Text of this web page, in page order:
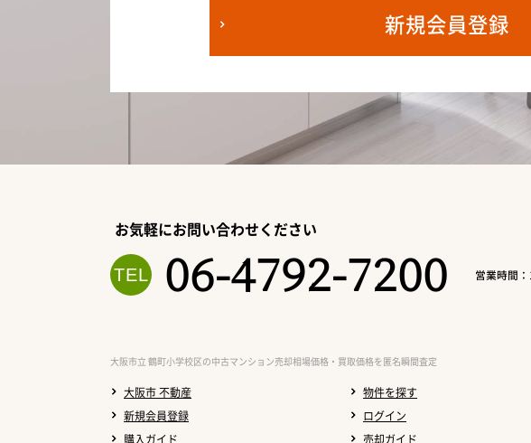
新規会員登録
お気軽にお問い合わせください
06-4792-7200 営業時間
大阪市立 鶴町小学校区の中古マンション売却相場価格・買取価格を匿名瞬間査定
大阪市 不動産
物件を探す
新規会員登録
ログイン
購入ガイド
売却ガイド